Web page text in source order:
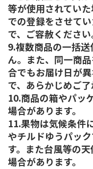
等が使用されてい
での登録をさせて
で、ご容赦ください
9.複数商品の一括
ん。また、同一商
合でもお届け日が
で、あらかじめご了
10.商品の箱やパッ
場合があります。
11.果物は気候条件
やチルドゆうパッ
す。また台風等の
場合があります。